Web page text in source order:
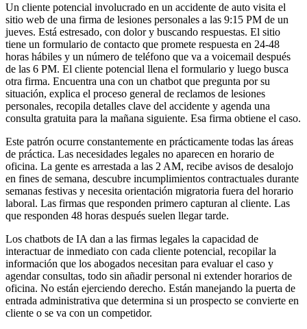
Un cliente potencial involucrado en un accidente de auto visita el
sitio web de una firma de lesiones personales a las 9:15 PM de un
jueves. Está estresado, con dolor y buscando respuestas. El sitio
tiene un formulario de contacto que promete respuesta en 24-48
horas hábiles y un número de teléfono que va a voicemail después
de las 6 PM. El cliente potencial llena el formulario y luego busca
otra firma. Encuentra una con un chatbot que pregunta por su
situación, explica el proceso general de reclamos de lesiones
personales, recopila detalles clave del accidente y agenda una
consulta gratuita para la mañana siguiente. Esa firma obtiene el caso.
Este patrón ocurre constantemente en prácticamente todas las áreas
de práctica. Las necesidades legales no aparecen en horario de
oficina. La gente es arrestada a las 2 AM, recibe avisos de desalojo
en fines de semana, descubre incumplimientos contractuales durante
semanas festivas y necesita orientación migratoria fuera del horario
laboral. Las firmas que responden primero capturan al cliente. Las
que responden 48 horas después suelen llegar tarde.
Los chatbots de IA dan a las firmas legales la capacidad de
interactuar de inmediato con cada cliente potencial, recopilar la
información que los abogados necesitan para evaluar el caso y
agendar consultas, todo sin añadir personal ni extender horarios de
oficina. No están ejerciendo derecho. Están manejando la puerta de
entrada administrativa que determina si un prospecto se convierte en
cliente o se va con un competidor.